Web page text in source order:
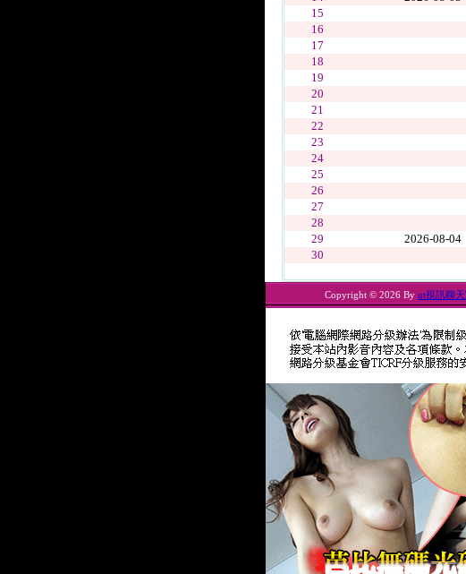
15
16
17
18
19
20
21
22
23
24
25
26
27
28
29
2026-08-04
30
Copyright © 2026 By ut視訊聊